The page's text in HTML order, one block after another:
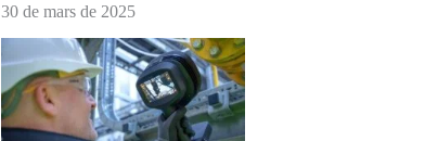
30 de mars de 2025